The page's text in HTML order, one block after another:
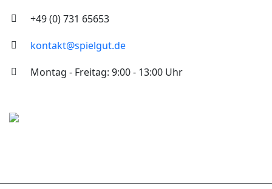
+49 (0) 731 65653
kontakt@spielgut.de
Montag - Freitag: 9:00 - 13:00 Uhr